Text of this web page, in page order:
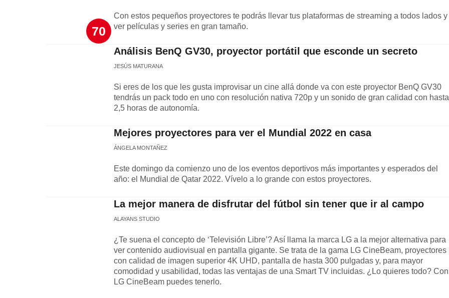
Con estos pequeños proyectores te podrás llevar tus plataformas de streaming a todos lados y
ver películas y series en gran tamaño.
70
Análisis BenQ GV30, proyector portátil que esconde un secreto
JESÚS MATURANA
Si eres de los que les gusta improvisar un cine allá donde va con este proyector BenQ GV30
tendrás un pack todo en uno con resolución nativa 720p y un sonido de gran calidad con hasta
2,5 horas de autonomía.
Mejores proyectores para ver el Mundial 2022 en casa
ÁNGELA MONTAÑEZ
Este domingo da comienzo uno de los eventos deportivos más importantes y esperados del
año: el Mundial de Qatar 2022. Vívelo a lo grande con estos proyectores.
La mejor manera de disfrutar del fútbol sin tener que ir al campo
ALAYANS STUDIO
¿Te suena el concepto de ‘Televisión Libre’? Así llama la marca LG a la mejor alternativa para
ver contenido audiovisual en pantalla gigante. Se trata de la gama LG CineBeam, proyectores
con calidad de imagen superior 4K UHD, pantalla de hasta 300 pulgadas y, para mayor
comodidad y usabilidad, todas las ventajas de una Smart TV incluidas. ¿Lo quieres todo? Con
LG CineBeam puedes tenerlo.